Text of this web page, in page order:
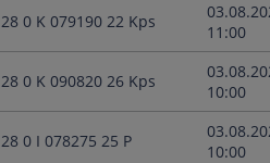
28 0 K 079190 22 Kps
11:00
28 0 K 090820 26 Kps
10:00
28 0 I 078275 25 P
10:00